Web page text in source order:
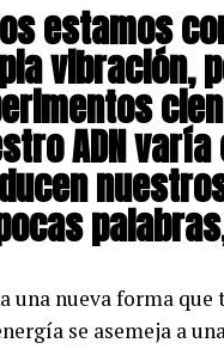
estamos
vibración,
ADN
una nueva forma
se asemeja a